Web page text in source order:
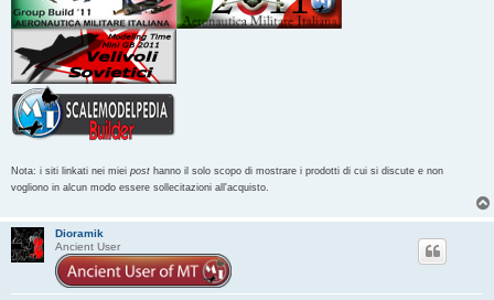
Nota: i siti linkati nei miei post hanno il solo scopo di mostrare i prodotti di cui si discute e non
vogliono in alcun modo essere sollecitazioni all'acquisto.
Dioramik
Ancient User